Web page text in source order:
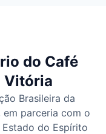
do Café
Vitória
Brasileira da
em parceria com o
do Espírito